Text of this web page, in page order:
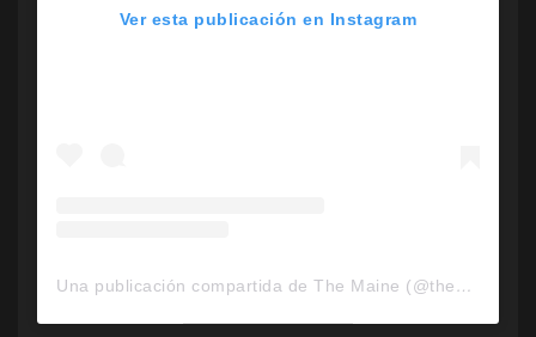
Ver esta publicación en Instagram
Una publicación compartida de The Maine (@themaineband)